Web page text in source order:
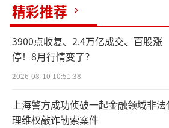
中，一家宠物年夜饭售价达到
京商报记者表示，近期销
份，上架不到三天仅剩4份；
夜饭的商家也同样表示生意
每天都要加班制作宠物年夜
个月就订完了”。
精彩推荐
3900点收复、2.4万亿成交、百股涨
停！8月行情变了？
2026-08-10 10:51:38
上海警方成功侦破一起金融领域非法
理维权敲诈勒索案件